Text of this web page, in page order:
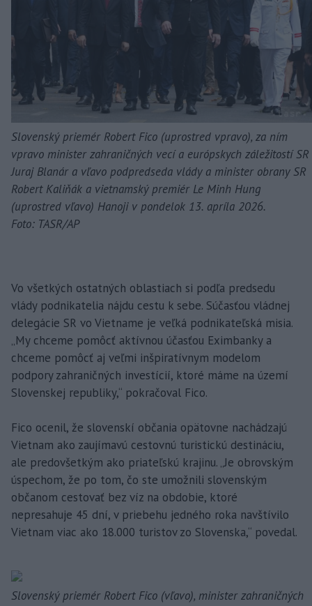
Slovenský priemér Robert Fico (uprostred vpravo), za ním
vpravo minister zahraničných vecí a európskych záležitostí SR
Juraj Blanár a vľavo podpredseda vlády a minister obrany SR
Robert Kaliňák a vietnamský premiér Le Minh Hung
(uprostred vľavo) Hanoji v pondelok 13. apríla 2026.
Foto: TASR/AP
Vo všetkých ostatných oblastiach si podľa predsedu
vlády podnikatelia nájdu cestu k sebe. Súčasťou vládnej
delegácie SR vo Vietname je veľká podnikateľská misia.
„My chceme pomôcť aktívnou účasťou Eximbanky a
chceme pomôcť aj veľmi inšpiratívnym modelom
podpory zahraničných investícií, ktoré máme na území
Slovenskej republiky,“ pokračoval Fico.
Fico ocenil, že slovenskí občania opätovne nachádzajú
Vietnam ako zaujímavú cestovnú turistickú destináciu,
ale predovšetkým ako priateľskú krajinu. „Je obrovským
úspechom, že po tom, čo ste umožnili slovenským
občanom cestovať bez víz na obdobie, ktoré
nepresahuje 45 dní, v priebehu jedného roka navštívilo
Vietnam viac ako 18.000 turistov zo Slovenska,“ povedal.
Slovenský priemér Robert Fico (vľavo), minister zahraničných